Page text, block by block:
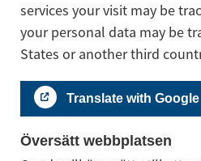
services your visit may be
your personal data may be
States or another third
Translate with
Översätt webbplatsen